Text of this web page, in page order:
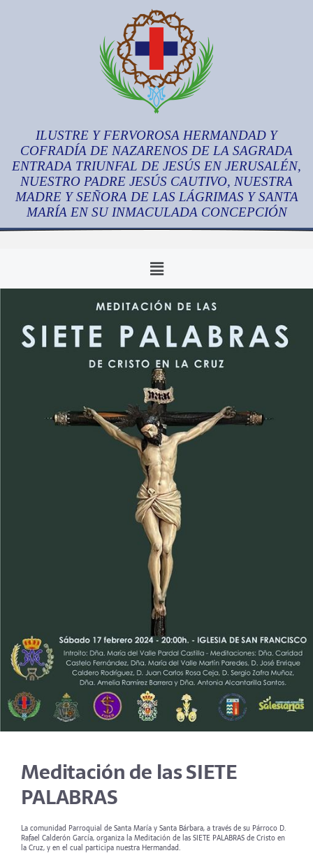
ILUSTRE Y FERVOROSA HERMANDAD Y
COFRADÍA DE NAZARENOS DE LA SAGRADA
ENTRADA TRIUNFAL DE JESÚS EN JERUSALÉN,
NUESTRO PADRE JESÚS CAUTIVO, NUESTRA
MADRE Y SEÑORA DE LAS LÁGRIMAS Y SANTA
MARÍA EN SU INMACULADA CONCEPCIÓN
Meditación de las SIETE
PALABRAS
La comunidad Parroquial de Santa María y Santa Bárbara, a través de su Párroco D.
Rafael Calderón García, organiza la Meditación de las SIETE PALABRAS de Cristo en
la Cruz, y en el cual participa nuestra Hermandad.